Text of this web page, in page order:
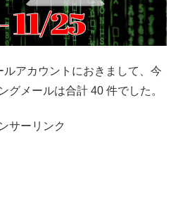
アカウントにおきまして、今
グメールは合計 40 件でした。
サーリンク